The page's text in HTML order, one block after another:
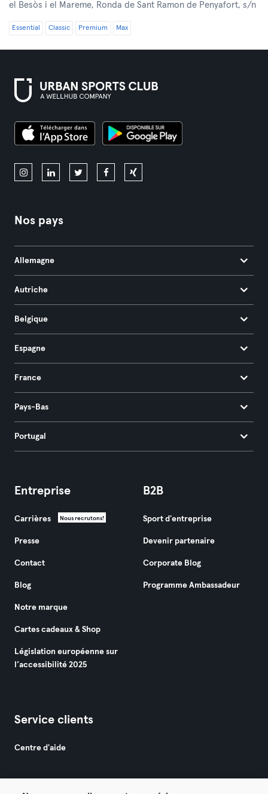
el Besòs i el Mareme, Ronda de Sant Ramon de Penyafort, s/n
Essential Classic Premium Max
Nos pays
Allemagne
Autriche
Belgique
Espagne
France
Pays-Bas
Portugal
Entreprise
Carrières Nous recrutons!
Presse
Contact
Blog
Notre marque
Cartes cadeaux & Shop
Législation européenne sur
l’accessibilité 2025
B2B
Sport d'entreprise
Devenir partenaire
Corporate Blog
Programme Ambassadeur
Service clients
Centre d'aide